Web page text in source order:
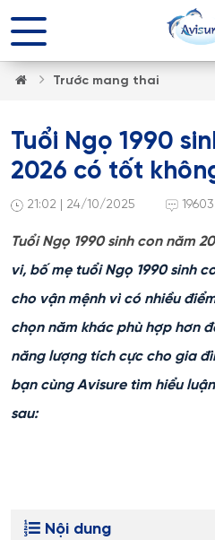
Trước mang thai
Tuổi Ngọ 1990
2026 có tốt
21:02 | 24/10/2025
Tuổi Ngọ 1990 sinh con năm
vi, bố mẹ tuổi Ngọ 1990 sinh
cho vận mệnh vì có nhiều
chọn năm khác phù hợp hơn
năng lượng tích cực cho gia
bạn cùng Avisure tìm hiểu
sau:
Nội dung